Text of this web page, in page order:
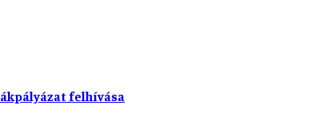
felhívása